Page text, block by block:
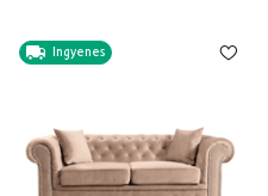
Ingyenes